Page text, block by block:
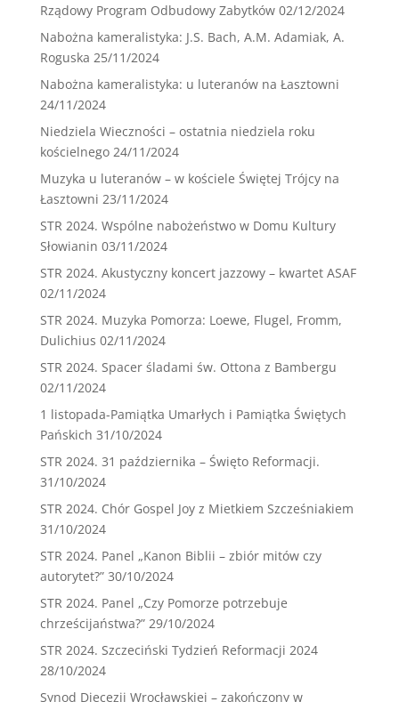
Rządowy Program Odbudowy Zabytków 02/12/2024
Nabożna kameralistyka: J.S. Bach, A.M. Adamiak, A.
Roguska 25/11/2024
Nabożna kameralistyka: u luteranów na Łasztowni
24/11/2024
Niedziela Wieczności – ostatnia niedziela roku
kościelnego 24/11/2024
Muzyka u luteranów – w kościele Świętej Trójcy na
Łasztowni 23/11/2024
STR 2024. Wspólne nabożeństwo w Domu Kultury
Słowianin 03/11/2024
STR 2024. Akustyczny koncert jazzowy – kwartet ASAF
02/11/2024
STR 2024. Muzyka Pomorza: Loewe, Flugel, Fromm,
Dulichius 02/11/2024
STR 2024. Spacer śladami św. Ottona z Bambergu
02/11/2024
1 listopada-Pamiątka Umarłych i Pamiątka Świętych
Pańskich 31/10/2024
STR 2024. 31 października – Święto Reformacji.
31/10/2024
STR 2024. Chór Gospel Joy z Mietkiem Szcześniakiem
31/10/2024
STR 2024. Panel „Kanon Biblii – zbiór mitów czy
autorytet?” 30/10/2024
STR 2024. Panel „Czy Pomorze potrzebuje
chrześcijaństwa?” 29/10/2024
STR 2024. Szczeciński Tydzień Reformacji 2024
28/10/2024
Synod Diecezji Wrocławskiej – zakończony w